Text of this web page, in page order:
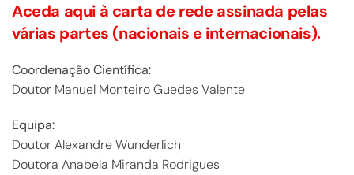
Aceda aqui à carta de rede assinada pelas
várias partes (nacionais e internacionais).
Coordenação Científica:
Doutor Manuel Monteiro Guedes Valente
Equipa:
Doutor Alexandre Wunderlich
Doutora Anabela Miranda Rodrigues